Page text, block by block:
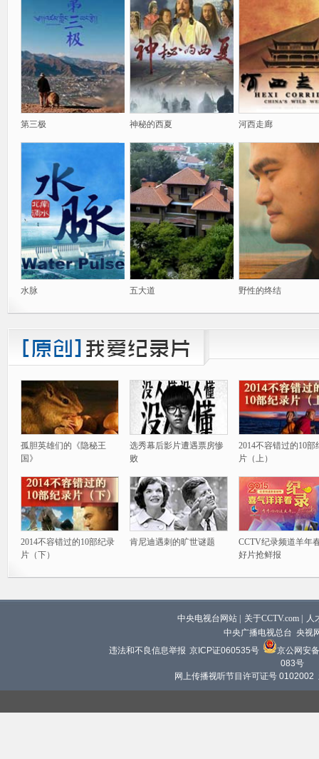
第三极 神秘的西夏 河西走廊
水脉 五大道 野性的终结
孤胆英雄们的《隐秘王
国》
选秀幕后影片遭遇票房惨
败
2014不容错过的10部
片（上）
2014不容错过的10部纪录
片（下）
肯尼迪遇刺的旷世谜题
CCTV纪录频道羊年
好片抢鲜报
中央电视台网站 关于CCTV.com
人
中央广播电视总台 央视
违法和不良信息举报 京ICP证060535号
京公网安
083号
网上传播视听节目许可证号